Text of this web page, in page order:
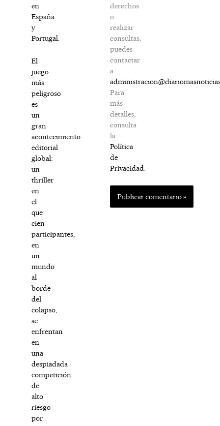
en
España
y
Portugal.
El
juego
más
peligroso
es
un
gran
acontecimiento
editorial
global:
un
thriller
en
el
que
cien
participantes,
en
un
mundo
al
borde
del
colapso,
se
enfrentan
en
una
despiadada
competición
de
alto
riesgo
por
derechos
o
realizar
consultas,
puedes
contactar
a
Para
más
detalles,
consulta
la
Política
de
Privacidad